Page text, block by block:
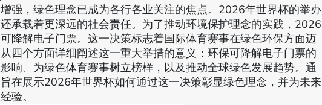
强，绿色理念已成为各行各业关注的焦点。2026年世界杯的举办
承载着更深远的社会责任。为了推动环境保护理念的实践，2026
降解电子门票。这一决策标志着国际体育赛事在绿色环保方面迈
四个方面详细阐述这一重大举措的意义：环保可降解电子门票的
响、为绿色体育赛事树立榜样，以及推动全球绿色发展趋势。通
在展示2026年世界杯如何通过这一决策彰显绿色理念，并为未来
验。